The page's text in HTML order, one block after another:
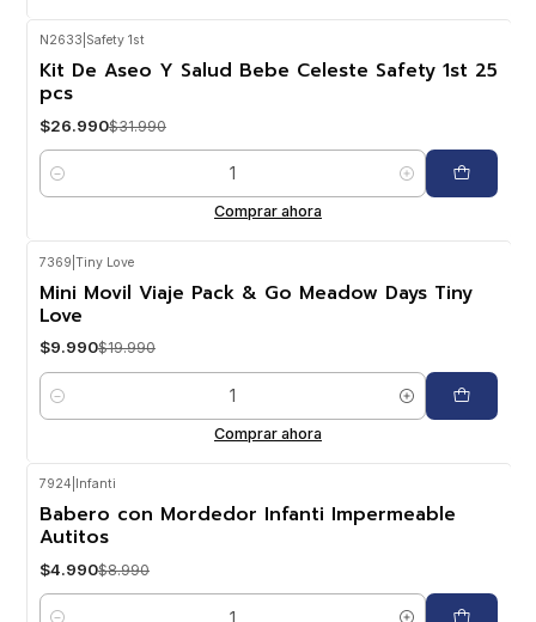
N2633 Safety 1st
Kit De Aseo Y Salud Bebe Celeste Safety 1st 25
pcs
$26.990$31.990
Cantidad
Comprar ahora
OFF
7369 Tiny Love
Mini Movil Viaje Pack & Go Meadow Days Tiny
Love
$9.990$19.990
Cantidad
Comprar ahora
-44%
7924 Infanti
Babero con Mordedor Infanti Impermeable
Autitos
$4.990$8.990